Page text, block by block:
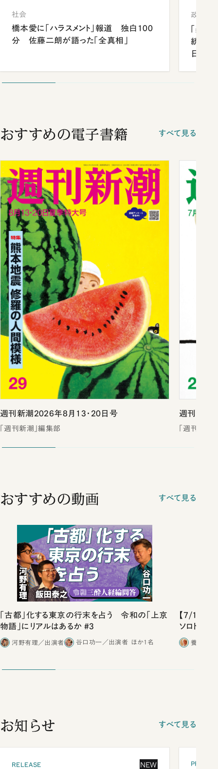
社会
橋本愛に「ハラスメント」報道 独白100
分 佐藤二朗が語った「全真相」
政治
「楽し
統領と
日米
おすすめの電子書籍 すべて見る
週刊新潮2026年8月13・20日号
「週刊新潮」編集部
週刊新潮
「週刊新潮
おすすめの動画 すべて見る
「古都」化する東京の行末を占う 令和の「上京
物語」にリアルはあるか #3
河野有理／出演者 谷口功一／出演者 ほか1名
【7/11開
ソロトーク
養老孟司
お知らせ すべて見る
RELEASE NEW